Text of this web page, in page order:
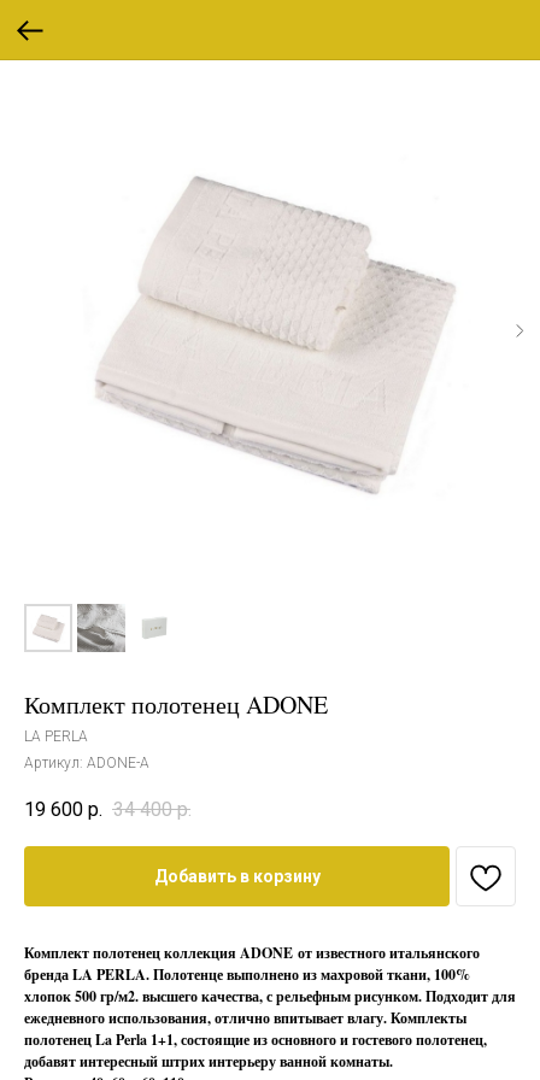
Комплект полотенец ADONE
LA PERLA
Артикул: ADONE-А
19 600 р. 34 400 р.
Добавить в корзину
Комплект полотенец коллекция ADONE от известного итальянского
бренда LA PERLA. Полотенце выполнено из махровой ткани, 100%
хлопок 500 гр/м2. высшего качества, с рельефным рисунком. Подходит для
ежедневного использования, отлично впитывает влагу. Комплекты
полотенец La Perla 1+1, состоящие из основного и гостевого полотенец,
добавят интересный штрих интерьеру ванной комнаты.